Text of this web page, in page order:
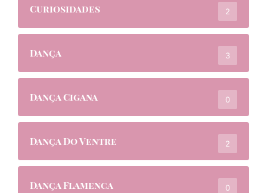
Curiosidades 2
Dança 3
Dança Cigana 0
Dança Do Ventre 2
Dança Flamenca 0